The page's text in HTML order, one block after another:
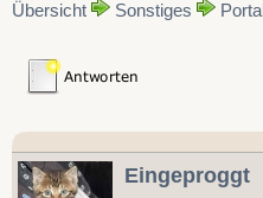
Übersicht Sonstiges Portal
Eingeproggt